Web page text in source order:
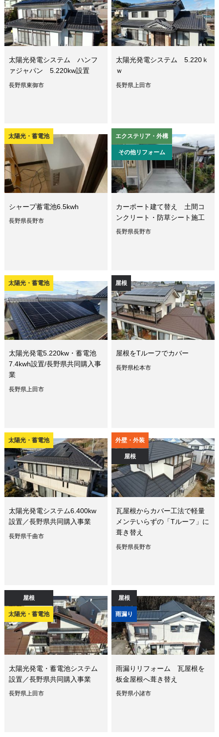
太陽光発電システム ハンフ
ァジャパン 5.220kw設置
長野県東御市
太陽光発電システム 5.220ｋ
ｗ
長野県上田市
太陽光・蓄電池
シャープ蓄電池6.5kwh
長野県長野市
エクステリア・外構
その他リフォーム
カーポート建て替え 土間コ
ンクリート・防草シート施工
長野県長野市
太陽光・蓄電池
太陽光発電5.220kw・蓄電池
7.4kwh設置/長野県共同購入事
業
長野県上田市
屋根
屋根をTルーフでカバー
長野県松本市
太陽光・蓄電池
太陽光発電システム6.400kw
設置／長野県共同購入事業
長野県千曲市
外壁・外装
屋根
瓦屋根からカバー工法で軽量
メンテいらずの「Tルーフ」に
葺き替え
長野県長野市
屋根
太陽光・蓄電池
太陽光発電・蓄電池システム
設置／長野県共同購入事業
長野県上田市
屋根
雨漏り
雨漏りリフォーム 瓦屋根を
板金屋根へ葺き替え
長野県小諸市